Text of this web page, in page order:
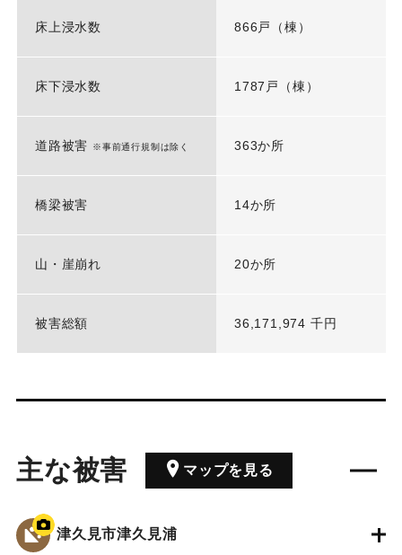
床上浸水数 866戸（棟）
床下浸水数 1787戸（棟）
道路被害 ※事前通行規制は除く 363か所
橋梁被害 14か所
山・崖崩れ 20か所
被害総額 36,171,974 千円
主な被害 マップを見る
津久見市津久見浦